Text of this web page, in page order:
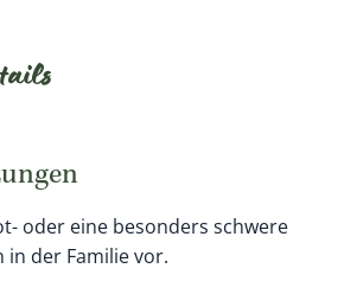
oder eine besonders schwere
der Familie vor.